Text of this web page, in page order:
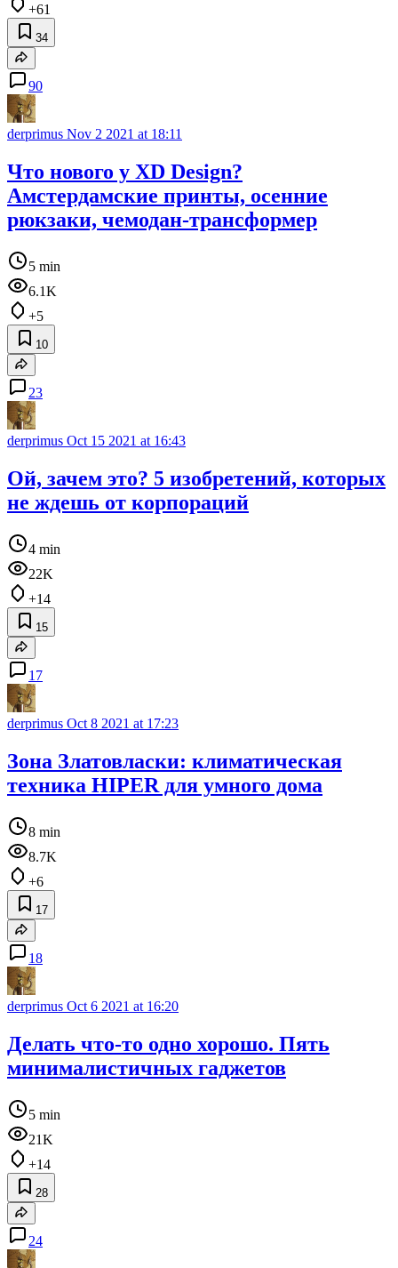
+61
34
90
derprimus Nov 2 2021 at 18:11
Что нового у XD Design?
Амстердамские принты, осенние
рюкзаки, чемодан-трансформер
5 min
6.1K
+5
10
23
derprimus Oct 15 2021 at 16:43
Ой, зачем это? 5 изобретений, которых
не ждешь от корпораций
4 min
22K
+14
15
17
derprimus Oct 8 2021 at 17:23
Зона Златовласки: климатическая
техника HIPER для умного дома
8 min
8.7K
+6
17
18
derprimus Oct 6 2021 at 16:20
Делать что-то одно хорошо. Пять
минималистичных гаджетов
5 min
21K
+14
28
24